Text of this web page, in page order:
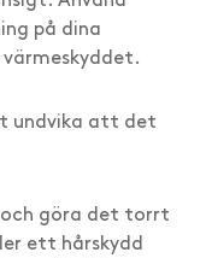
på dina
undvika att det
och göra det torrt
ett hårskydd